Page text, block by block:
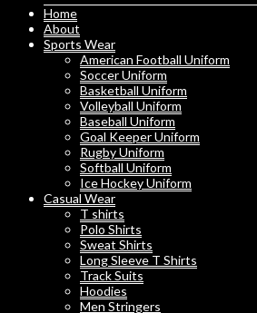
Home
About
Sports Wear
American Football Uniform
Soccer Uniform
Basketball Uniform
Volleyball Uniform
Baseball Uniform
Goal Keeper Uniform
Rugby Uniform
Softball Uniform
Ice Hockey Uniform
Casual Wear
T shirts
Polo Shirts
Sweat Shirts
Long Sleeve T Shirts
Track Suits
Hoodies
Men Stringers